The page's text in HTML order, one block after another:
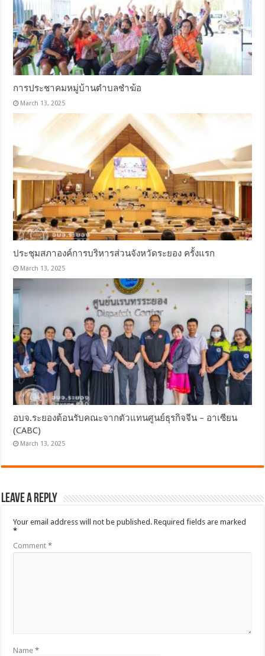
การประชาคมหมู่บ้านตำบลชำฆ้อ
March 13, 2025
ประชุมสภาองค์การบริหารส่วนจังหวัดระยอง ครั้งแรก
March 13, 2025
อบจ.ระยองต้อนรับคณะจากตัวแทนศูนย์ธุรกิจจีน – อาเซียน
(CABC)
March 13, 2025
Leave a Reply
Your email address will not be published. Required fields are marked
*
Comment*
Name*